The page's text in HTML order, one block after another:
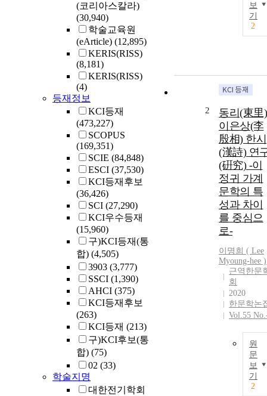
(코리아스칼라)
(30,940)
학술교육원
(eArticle) (12,895)
KERIS(RISS)
(8,181)
KERIS(RISS)
(4)
등재정보
KCI등재
(473,227)
SCOPUS
(169,351)
SCIE (84,848)
ESCI (37,530)
KCI등재후보
(36,426)
SCI (27,290)
KCI우수등재
(15,960)
구)KCI등재(통
합) (4,505)
3903 (3,777)
SSCI (1,390)
AHCI (375)
KCI등재후보
(263)
KCI등재 (213)
구)KCI후보(통
합) (75)
02 (33)
학술지명
대한전기학회
보
기
2
2
동리(東里)
이은상(李
殷相) 한시
(漢詩) 연
(硏究) -이
정귀 가계
문학의 특
성과 차이
를 중심으
로-
이명희 ( Lee
Myoung-hee )
근역한문
회
2020
한문학논
Vol.55
원
문
보
기
2